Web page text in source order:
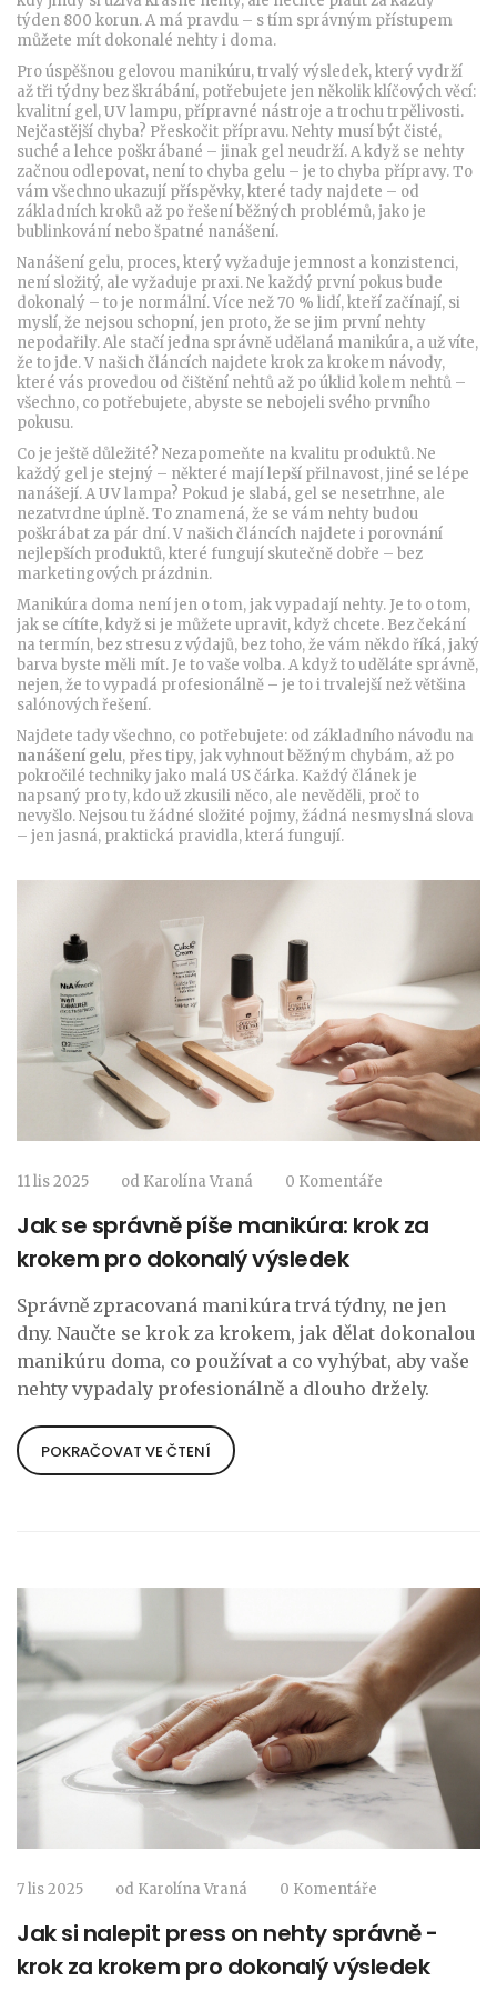
týden 800 korun. A má pravdu – s tím správným přístupem
můžete mít dokonalé nehty i doma.
Pro úspěšnou gelovou manikúru,trvalý výsledek, který vydrží
až tři týdny bez škrábání, potřebujete jen několik klíčových věcí:
kvalitní gel, UV lampu, přípravné nástroje a trochu trpělivosti.
Nejčastější chyba? Přeskočit přípravu. Nehty musí být čisté,
suché a lehce poškrábané – jinak gel neudrží. A když se nehty
začnou odlepovat, není to chyba gelu – je to chyba přípravy. To
vám všechno ukazují příspěvky, které tady najdete – od
základních kroků až po řešení běžných problémů, jako je
bublinkování nebo špatné nanášení.
Nanášení gelu, proces, který vyžaduje jemnost a konzistenci,
není složitý, ale vyžaduje praxi. Ne každý první pokus bude
dokonalý – to je normální. Více než 70 % lidí, kteří začínají, si
myslí, že nejsou schopní, jen proto, že se jim první nehty
nepodařily. Ale stačí jedna správně udělaná manikúra, a už víte,
že to jde. V našich článcích najdete krok za krokem návody,
které vás provedou od čištění nehtů až po úklid kolem nehtů –
všechno, co potřebujete, abyste se nebojeli svého prvního
pokusu.
Co je ještě důležité? Nezapomeňte na kvalitu produktů. Ne
každý gel je stejný – některé mají lepší přilnavost, jiné se lépe
nanášejí. A UV lampa? Pokud je slabá, gel se nesetrhne, ale
nezatvrdne úplně. To znamená, že se vám nehty budou
poškrábat za pár dní. V našich článcích najdete i porovnání
nejlepších produktů, které fungují skutečně dobře – bez
marketingových prázdnin.
Manikúra doma není jen o tom, jak vypadají nehty. Je to o tom,
jak se cítíte, když si je můžete upravit, když chcete. Bez čekání
na termín, bez stresu z výdajů, bez toho, že vám někdo říká, jaký
barva byste měli mít. Je to vaše volba. A když to uděláte správně,
nejen, že to vypadá profesionálně – je to i trvalejší než většina
salónových řešení.
Najdete tady všechno, co potřebujete: od základního návodu na
nanášení gelu, přes tipy, jak vyhnout běžným chybám, až po
pokročilé techniky jako malá US čárka. Každý článek je
napsaný pro ty, kdo už zkusili něco, ale nevěděli, proč to
nevyšlo. Nejsou tu žádné složité pojmy, žádná nesmyslná slova
– jen jasná, praktická pravidla, která fungují.
11 lis 2025 od Karolína Vraná 0 Komentáře
Jak se správně píše manikúra: krok za
krokem pro dokonalý výsledek
Správně zpracovaná manikúra trvá týdny, ne jen
dny. Naučte se krok za krokem, jak dělat dokonalou
manikúru doma, co používat a co vyhýbat, aby vaše
nehty vypadaly profesionálně a dlouho držely.
POKRAČOVAT VE ČTENÍ
7 lis 2025 od Karolína Vraná 0 Komentáře
Jak si nalepit press on nehty správně -
krok za krokem pro dokonalý výsledek